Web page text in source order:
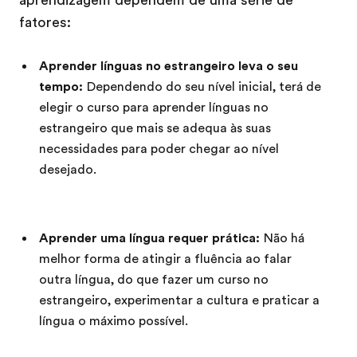
fatores:
Aprender línguas no estrangeiro leva o seu
tempo: Dependendo do seu nível inicial, terá de
elegir o curso para aprender línguas no
estrangeiro que mais se adequa às suas
necessidades para poder chegar ao nível
desejado.
Aprender uma língua requer prática: Não há
melhor forma de atingir a fluência ao falar
outra língua, do que fazer um curso no
estrangeiro, experimentar a cultura e praticar a
língua o máximo possível.